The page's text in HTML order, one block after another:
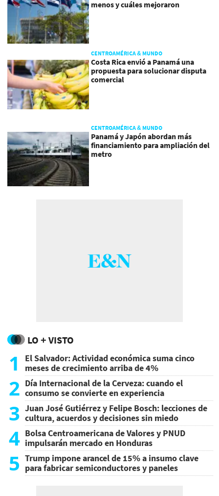
menos y cuáles mejoraron
CENTROAMÉRICA & MUNDO
Costa Rica envió a Panamá una
propuesta para solucionar disputa
comercial
CENTROAMÉRICA & MUNDO
Panamá y Japón abordan más
financiamiento para ampliación del
metro
LO + VISTO
1
El Salvador: Actividad económica suma cinco
meses de crecimiento arriba de 4%
2 Día Internacional de la Cerveza: cuando el
consumo se convierte en experiencia
3 Juan José Gutiérrez y Felipe Bosch: lecciones de
cultura, acuerdos y decisiones sin miedo
4 Bolsa Centroamericana de Valores y PNUD
impulsarán mercado en Honduras
5 Trump impone arancel de 15% a insumo clave
para fabricar semiconductores y paneles